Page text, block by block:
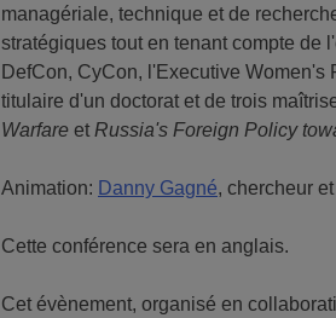
managériale, technique et de
stratégiques tout en tenant compte de
DefCon, CyCon, l'Executive
titulaire d'un doctorat et de trois
Warfare etRussia's Foreign Policy
Animation: Danny Gagné, chercheur
Cette conférence sera en anglais.
Cet évènement, organisé en